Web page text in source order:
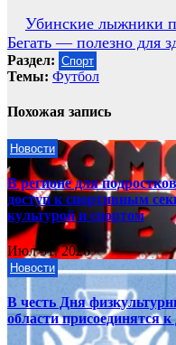
Навигация
по
записям
Убинские лыжники
Бегать — полезно для
Раздел: Спорт
Темы: Футбол
Похожая запись
Новости
В регионе для
доступ к спортивным
культурой и спортом
Июл 31, 2026
Новости
В честь Дня
области присоединятся